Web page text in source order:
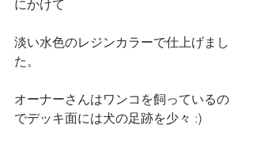
にかけて
淡い水色のレジンカラーで仕上げまし
た。
オーナーさんはワンコを飼っているの
でデッキ面には犬の足跡を少々 :)